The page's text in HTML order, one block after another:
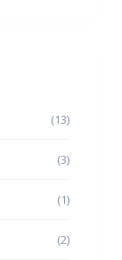
(13)
(3)
(1)
(2)